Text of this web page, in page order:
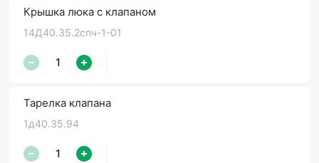
Крышка люка с клапаном
14Д40.35.2спч-1-01
Тарелка клапана
1д40.35.94